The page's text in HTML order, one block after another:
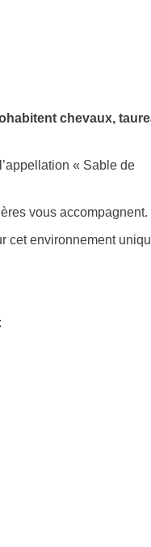
chevaux,
« Sable de
vous accompagnent.
cet environnement